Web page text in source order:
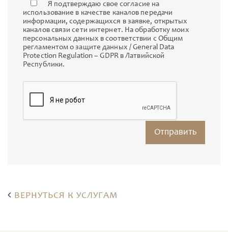
Я подтверждаю свое согласие на
использование в качестве каналов передачи
информации, содержащихся в заявке, открытых
каналов связи сети интернет. На обработку моих
персональных данных в соответствии с Общим
регламентом о защите данных / General Data
Protection Regulation – GDPR в Латвийской
Республики.
ВЕРНУТЬСЯ К УСЛУГАМ